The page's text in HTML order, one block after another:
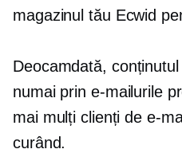
magazinul tău Ecwid
Deocamdată,
numai prin e-mailurile
mai mulți clienți de e-
curând.